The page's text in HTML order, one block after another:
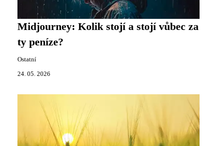
Midjourney: Kolik stojí a stojí vůbec za
ty peníze?
Ostatní
24. 05. 2026